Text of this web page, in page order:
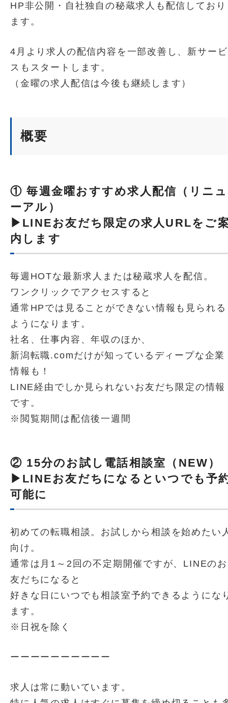
HP非公開・自社独自の秘蔵求人も配信しており
ます。
4月より求人の配信内容を一部改善し、新サービ
スもスタートします。
（金曜の求人配信は今後も継続します）
概要
① 毎週金曜おすすめ求人配信（リニュ
ーアル）
▶LINEお友だち限定の求人URLをご
内します
毎週HOTな最新求人または秘蔵求人を配信。
ワンクリックでアクセスすると
通常HPでは見ることができない情報も見られる
ようになります。
社名、仕事内容、年収のほか、
新潟転職.comだけが知っているディープな企業
情報も！
LINE経由でしか見られないお友だち限定の情報
です。
※閲覧期間は配信後一週間
② 15分のお試し電話相談室（NEW）
▶LINEお友だちになるといつでも予
可能に
初めての転職相談。お試しから相談を始めたい
向け。
通常は月1～2回の不定期開催ですが、LINEのお
友だちになると
好きな日にいつでも相談室予約できるようにな
ます。
※日祝を除く
ーーーーーーーーーー
求人は常に動いています。